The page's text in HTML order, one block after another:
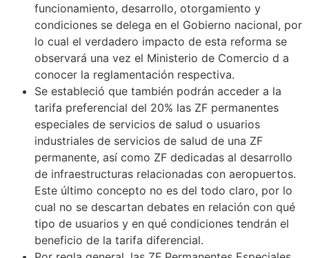
funcionamiento, desarrollo, otorgamiento y
condiciones se delega en el Gobierno nacional, por
lo cual el verdadero impacto de esta reforma se
observará una vez el Ministerio de Comercio d a
conocer la reglamentación respectiva.
Se estableció que también podrán acceder a la
tarifa preferencial del 20% las ZF permanentes
especiales de servicios de salud o usuarios
industriales de servicios de salud de una ZF
permanente, así como ZF dedicadas al desarrollo
de infraestructuras relacionadas con aeropuertos.
Este último concepto no es del todo claro, por lo
cual no se descartan debates en relación con qué
tipo de usuarios y en qué condiciones tendrán el
beneficio de la tarifa diferencial.